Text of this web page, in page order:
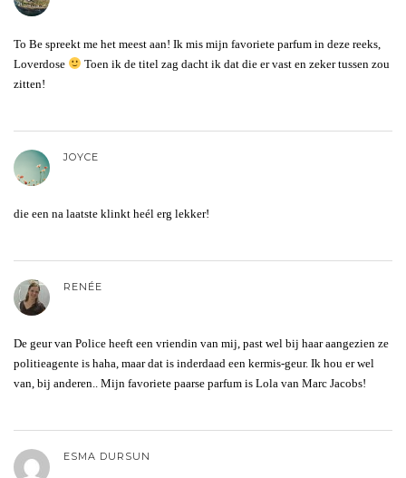
To Be spreekt me het meest aan! Ik mis mijn favoriete parfum in deze reeks,
Loverdose
Toen ik de titel zag dacht ik dat die er vast en zeker tussen zou
zitten!
JOYCE
die een na laatste klinkt heél erg lekker!
RENÉE
De geur van Police heeft een vriendin van mij, past wel bij haar aangezien ze
politieagente is haha, maar dat is inderdaad een kermis-geur. Ik hou er wel
van, bij anderen.. Mijn favoriete paarse parfum is Lola van Marc Jacobs!
ESMA DURSUN